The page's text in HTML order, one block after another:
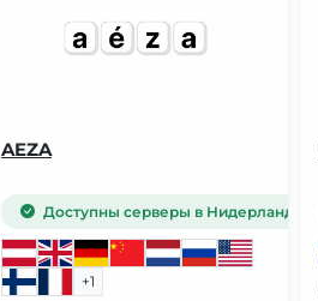
AEZA
Доступны серверы в Нидерланды
+1